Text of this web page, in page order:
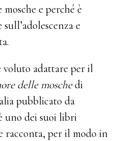
e perché è
e
voluto adattare per il
delle moschedi
pubblicato da
uno dei suoi libri
racconta, per il modo in